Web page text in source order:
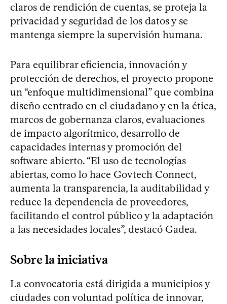
claros de rendición de cuentas, se proteja la
privacidad y seguridad de los datos y se
mantenga siempre la supervisión humana.
Para equilibrar eficiencia, innovación y
protección de derechos, el proyecto propone
un “enfoque multidimensional” que combina
diseño centrado en el ciudadano y en la ética,
marcos de gobernanza claros, evaluaciones
de impacto algorítmico, desarrollo de
capacidades internas y promoción del
software abierto. “El uso de tecnologías
abiertas, como lo hace Govtech Connect,
aumenta la transparencia, la auditabilidad y
reduce la dependencia de proveedores,
facilitando el control público y la adaptación
a las necesidades locales”, destacó Gadea.
Sobre la iniciativa
La convocatoria está dirigida a municipios y
ciudades con voluntad política de innovar,